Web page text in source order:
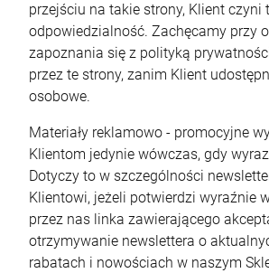
przejściu na takie strony, Klient czyni
odpowiedzialność. Zachęcamy przy
zapoznania się z polityką
przez te strony, zanim Klient
osobowe.
Materiały reklamowo - promocyjne
Klientom jedynie wówczas, gdy
Dotyczy to w szczególności
Klientowi, jeżeli potwierdzi wyraźnie
przez nas linka zawierającego
otrzymywanie newslettera o
rabatach i nowościach w naszym